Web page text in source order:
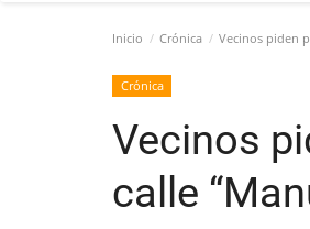
Inicio Crónica Vecinos piden
Crónica
Vecinos
calle